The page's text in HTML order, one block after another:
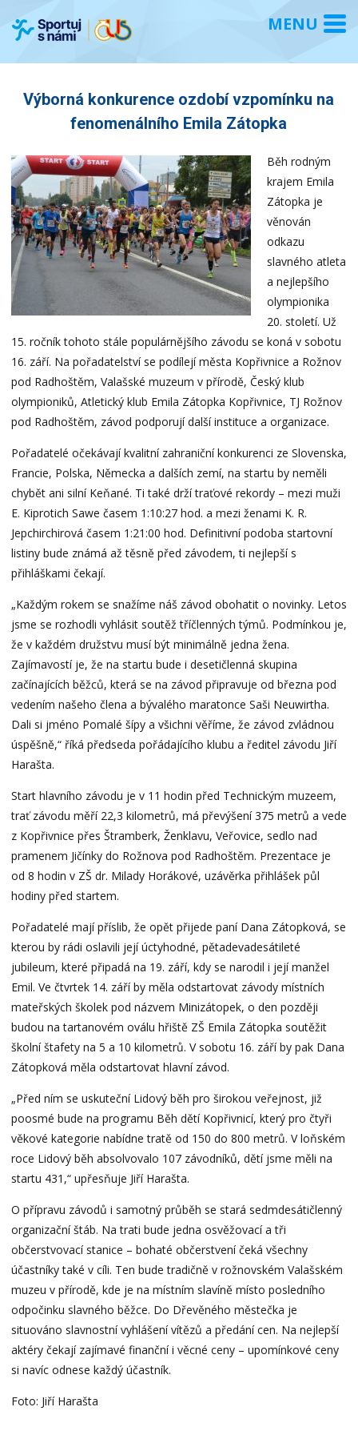
Výborná konkurence ozdobí vzpomínku na
fenomenálního Emila Zátopka
Běh rodným
krajem Emila
Zátopka je
věnován
odkazu
slavného atleta
a nejlepšího
olympionika
20. století. Už
15. ročník tohoto stále populárnějšího závodu se koná v sobotu
16. září. Na pořadatelství se podílejí města Kopřivnice a Rožnov
pod Radhoštěm, Valašské muzeum v přírodě, Český klub
olympioniků, Atletický klub Emila Zátopka Kopřivnice, TJ Rožnov
pod Radhoštěm, závod podporují další instituce a organizace.
Pořadatelé očekávají kvalitní zahraniční konkurenci ze Slovenska,
Francie, Polska, Německa a dalších zemí, na startu by neměli
chybět ani silní Keňané. Ti také drží traťové rekordy – mezi muži
E. Kiprotich Sawe časem 1:10:27 hod. a mezi ženami K. R.
Jepchirchirová časem 1:21:00 hod. Definitivní podoba startovní
listiny bude známá až těsně před závodem, ti nejlepší s
přihláškami čekají.
„Každým rokem se snažíme náš závod obohatit o novinky. Letos
jsme se rozhodli vyhlásit soutěž tříčlenných týmů. Podmínkou je,
že v každém družstvu musí být minimálně jedna žena.
Zajímavostí je, že na startu bude i desetičlenná skupina
začínajících běžců, která se na závod připravuje od března pod
vedením našeho člena a bývalého maratonce Saši Neuwirtha.
Dali si jméno Pomalé šípy a všichni věříme, že závod zvládnou
úspěšně,“ říká předseda pořádajícího klubu a ředitel závodu Jiří
Harašta.
Start hlavního závodu je v 11 hodin před Technickým muzeem,
trať závodu měří 22,3 kilometrů, má převýšení 375 metrů a vede
z Kopřivnice přes Štramberk, Ženklavu, Veřovice, sedlo nad
pramenem Jičínky do Rožnova pod Radhoštěm. Prezentace je
od 8 hodin v ZŠ dr. Milady Horákové, uzávěrka přihlášek půl
hodiny před startem.
Pořadatelé mají příslib, že opět přijede paní Dana Zátopková, se
kterou by rádi oslavili její úctyhodné, pětadevadesátileté
jubileum, které připadá na 19. září, kdy se narodil i její manžel
Emil. Ve čtvrtek 14. září by měla odstartovat závody místních
mateřských školek pod názvem Minizátopek, o den později
budou na tartanovém oválu hřiště ZŠ Emila Zátopka soutěžit
školní štafety na 5 a 10 kilometrů. V sobotu 16. září by pak Dana
Zátopková měla odstartovat hlavní závod.
„Před ním se uskuteční Lidový běh pro širokou veřejnost, již
poosmé bude na programu Běh dětí Kopřivnicí, který pro čtyři
věkové kategorie nabídne tratě od 150 do 800 metrů. V loňském
roce Lidový běh absolvovalo 107 závodníků, dětí jsme měli na
startu 431,“ upřesňuje Jiří Harašta.
O přípravu závodů i samotný průběh se stará sedmdesátičlenný
organizační štáb. Na trati bude jedna osvěžovací a tři
občerstvovací stanice – bohaté občerstvení čeká všechny
účastníky také v cíli. Ten bude tradičně v rožnovském Valašském
muzeu v přírodě, kde je na místním slavíně místo posledního
odpočinku slavného běžce. Do Dřevěného městečka je
situováno slavnostní vyhlášení vítězů a předání cen. Na nejlepší
aktéry čekají zajímavé finanční i věcné ceny – upomínkové ceny
si navíc odnese každý účastník.
Foto: Jiří Harašta